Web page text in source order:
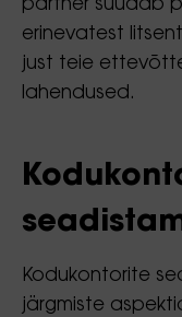
partner suudab
erinevatest
just teie
lahendused.
Kodukontorite
järgmiste